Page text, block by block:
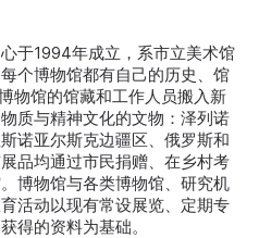
于1994年成立，系市立美术馆
个博物馆都有自己的历史、馆
物馆的馆藏和工作人员搬入新
质与精神文化的文物：泽列诺
诺亚尔斯克边疆区、俄罗斯和
品均通过市民捐赠、在乡村考
博物馆与各类博物馆、研究机
活动以现有常设展览、定期专
得的资料为基础。